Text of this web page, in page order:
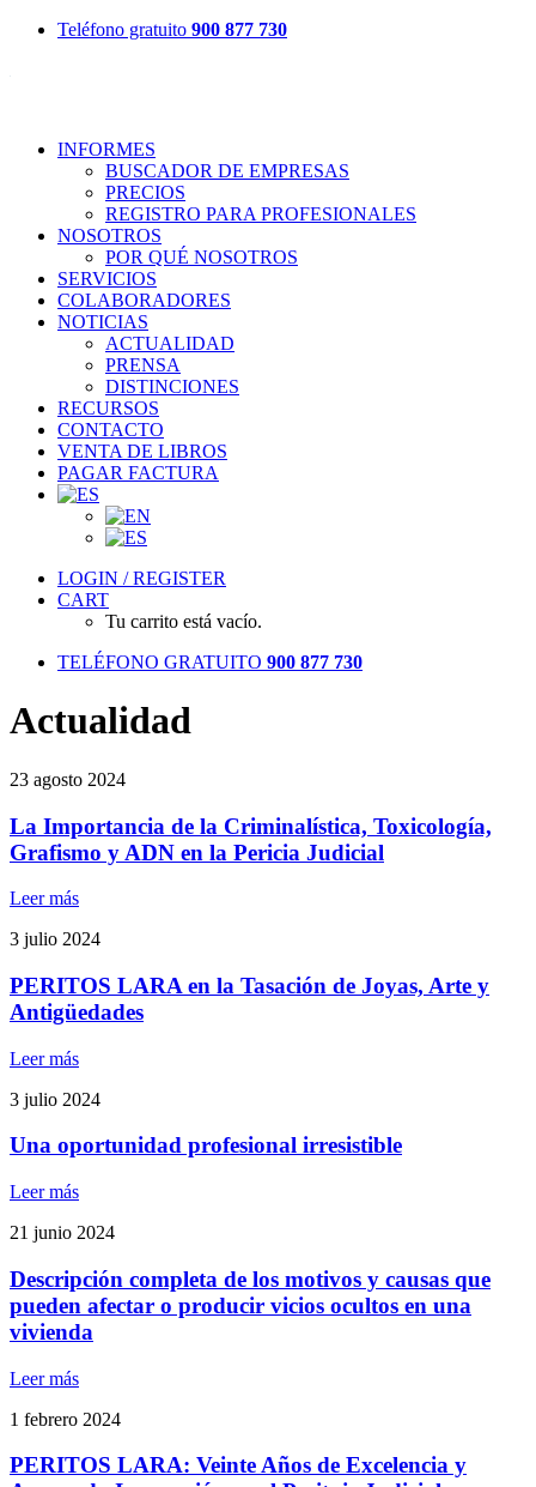
Teléfono gratuito 900 877 730
INFORMES
BUSCADOR DE EMPRESAS
PRECIOS
REGISTRO PARA PROFESIONALES
NOSOTROS
POR QUÉ NOSOTROS
SERVICIOS
COLABORADORES
NOTICIAS
ACTUALIDAD
PRENSA
DISTINCIONES
RECURSOS
CONTACTO
VENTA DE LIBROS
PAGAR FACTURA
LOGIN / REGISTER
CART
Tu carrito está vacío.
TELÉFONO GRATUITO 900 877 730
Actualidad
23 agosto 2024
La Importancia de la Criminalística, Toxicología,
Grafismo y ADN en la Pericia Judicial
Leer más
3 julio 2024
PERITOS LARA en la Tasación de Joyas, Arte y
Antigüedades
Leer más
3 julio 2024
Una oportunidad profesional irresistible
Leer más
21 junio 2024
Descripción completa de los motivos y causas que
pueden afectar o producir vicios ocultos en una
vivienda
Leer más
1 febrero 2024
PERITOS LARA: Veinte Años de Excelencia y